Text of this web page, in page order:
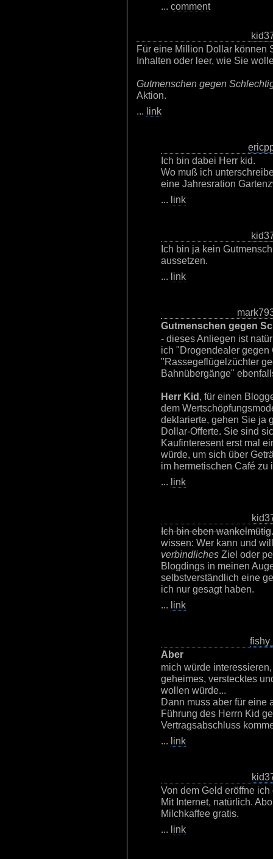
... comment
Für eine Million Dollar können
Inhalten oder leer, wie Sie
Gutmenschen gegen
Aktion.
... link
Ich bin dabei Herr kid.
Wo muß ich
eine Jahresration
... link
Ich bin ja kein
aussetzen.
... link
Gutmenschen gegen
- dieses Anliegen ist
ich "Drogendealer
"Rassegeflügelzüchter
Bahnübergänge"
Herr Kid, für einen
dem
deklarierte, gehen Sie ja
Dollar-Offerte. Sie sind
Kaufinteresent erst mal
würde, um sich über
im hermetischen Café zu
... link
Ich bin eben wankelmütig
wissen: Wer kann und
verbindliches Ziel oder
Blogdings in meinen
selbstverständlich eine
ich nur gesagt haben.
... link
Aber
mich würde
geheimes, verstecktes
wollen würde...
Dann muss aber für eine
Führung des Herrn Kid
Vertragsabschluss
... link
Von dem Geld eröffne
Mit Internet, natürlich.
Milchkaffee gratis.
... link